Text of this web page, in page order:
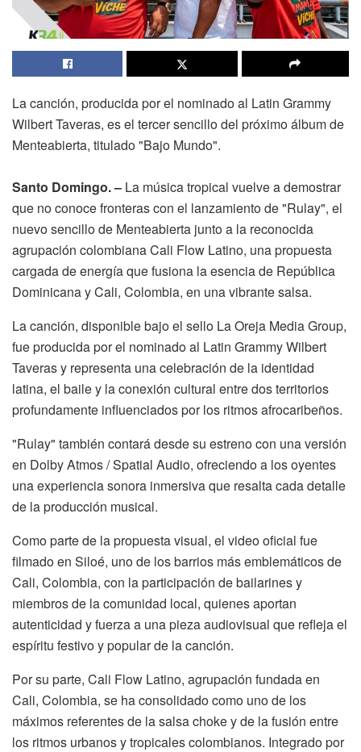
La canción, producida por el nominado al Latin Grammy
Wilbert Taveras, es el tercer sencillo del próximo álbum de
Menteabierta, titulado "Bajo Mundo".
Santo Domingo. – La música tropical vuelve a demostrar
que no conoce fronteras con el lanzamiento de "Rulay", el
nuevo sencillo de Menteabierta junto a la reconocida
agrupación colombiana Cali Flow Latino, una propuesta
cargada de energía que fusiona la esencia de República
Dominicana y Cali, Colombia, en una vibrante salsa.
La canción, disponible bajo el sello La Oreja Media Group,
fue producida por el nominado al Latin Grammy Wilbert
Taveras y representa una celebración de la identidad
latina, el baile y la conexión cultural entre dos territorios
profundamente influenciados por los ritmos afrocaribeños.
"Rulay" también contará desde su estreno con una versión
en Dolby Atmos / Spatial Audio, ofreciendo a los oyentes
una experiencia sonora inmersiva que resalta cada detalle
de la producción musical.
Como parte de la propuesta visual, el video oficial fue
filmado en Siloé, uno de los barrios más emblemáticos de
Cali, Colombia, con la participación de bailarines y
miembros de la comunidad local, quienes aportan
autenticidad y fuerza a una pieza audiovisual que refleja el
espíritu festivo y popular de la canción.
Por su parte, Cali Flow Latino, agrupación fundada en
Cali, Colombia, se ha consolidado como uno de los
máximos referentes de la salsa choke y de la fusión entre
los ritmos urbanos y tropicales colombianos. Integrado por